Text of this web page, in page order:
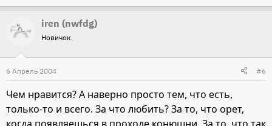
iren (nwfdg)
Новичок
6 Апрель 2004 #6
Чем нравится? А наверно просто тем, что есть,
только-то и всего. За что любить? За то, что орет,